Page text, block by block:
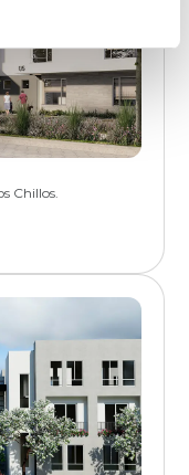
Chillos.